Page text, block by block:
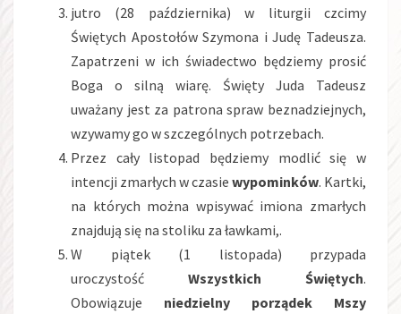
jutro (28 października) w liturgii czcimy
Świętych Apostołów Szymona i Judę Tadeusza.
Zapatrzeni w ich świadectwo będziemy prosić
Boga o silną wiarę. Święty Juda Tadeusz
uważany jest za patrona spraw beznadziejnych,
wzywamy go w szczególnych potrzebach.
Przez cały listopad będziemy modlić się w
intencji zmarłych w czasie wypominków. Kartki,
na których można wpisywać imiona zmarłych
znajdują się na stoliku za ławkami,.
W piątek (1 listopada) przypada
uroczystość Wszystkich Świętych.
Obowiązuje niedzielny porządek Mszy